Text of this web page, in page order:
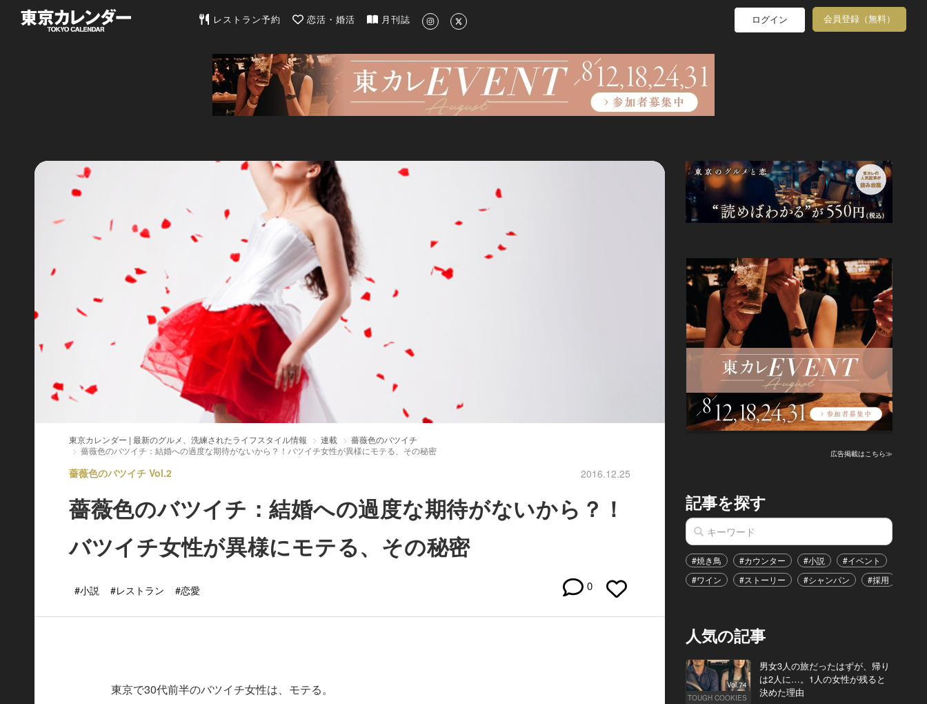
東京カレンダー | 最新のグルメ、洗練されたライフスタイル情報
レストラン予約 恋活・婚活 月刊誌 ログイン 会員登録（無料）
東京カレンダー | 最新のグルメ、洗練されたライフスタイル情報 連載
薔薇色のバツイチ
薔薇色のバツイチ：結婚への過度な期待がないから？！バツイチ女性が異様にモテる、その秘密
薔薇色のバツイチ Vol.2 2016.12.25
薔薇色のバツイチ：結婚への過度な期待がないから？！
バツイチ女性が異様にモテる、その秘密
#小説 #レストラン #恋愛 0
東京で30代前半のバツイチ女性は、モテる。
広告掲載はこちら≫
記事を探す
#焼き鳥 #カウンター #小説 #イベント
#ワイン
#ストーリー #シャンパン #採用
人気の記事
Vol.74
TOUGH COOKIES
男女3人の旅だったはずが、帰り
は2人に…。1人の女性が残ると
決めた理由